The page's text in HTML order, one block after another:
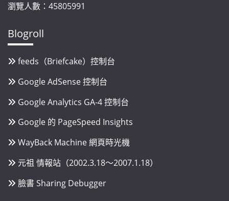
瀏覽人數：45805991
Blogroll
feeds（Briefcake）控制台
Google AdSense 控制台
Google Analytics GA-4 控制台
Google 的 PageSpeed Insights
WayBack Machine 網頁時光機
元祖 情報站（2002.3.18～2007.1.18）
臉書 Sharing Debugger